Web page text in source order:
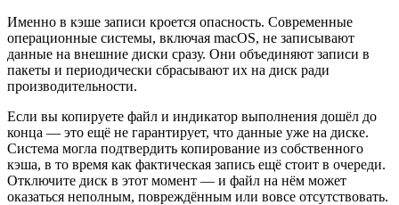
Именно в кэше записи кроется опасность. Современные
операционные системы, включая macOS, не записывают
данные на внешние диски сразу. Они объединяют записи в
пакеты и периодически сбрасывают их на диск ради
производительности.
Если вы копируете файл и индикатор выполнения дошёл до
конца — это ещё не гарантирует, что данные уже на диске.
Система могла подтвердить копирование из собственного
кэша, в то время как фактическая запись ещё стоит в очереди.
Отключите диск в этот момент — и файл на нём может
оказаться неполным, повреждённым или вовсе отсутствовать.